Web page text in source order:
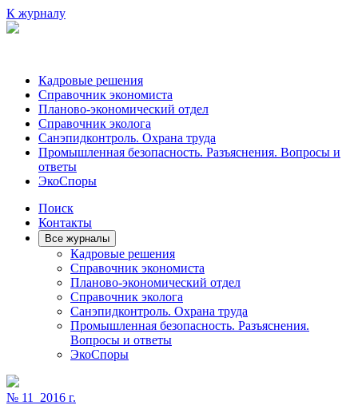
К журналу
Кадровые решения
Справочник экономиста
Планово-экономический отдел
Справочник эколога
Санэпидконтроль. Охрана труда
Промышленная безопасность. Разъяснения. Вопросы и
ответы
ЭкоСпоры
Поиск
Контакты
Все журналы
Кадровые решения
Справочник экономиста
Планово-экономический отдел
Справочник эколога
Санэпидконтроль. Охрана труда
Промышленная безопасность. Разъяснения.
Вопросы и ответы
ЭкоСпоры
№ 11 2016 г.